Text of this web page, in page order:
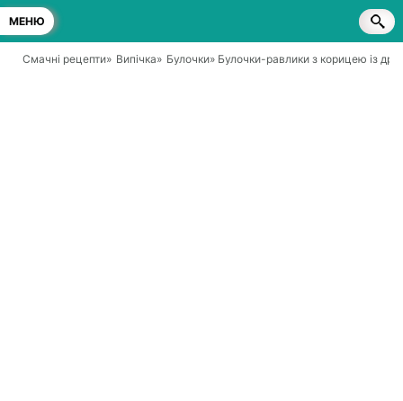
МЕНЮ
Смачні рецепти» Випічка» Булочки» Булочки-равлики з корицею із